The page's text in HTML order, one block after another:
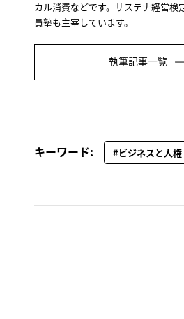
カル消費などです。サステナ経営検
員塾も主宰しています。
執筆記事一覧
キーワード: #ビジネスと人権